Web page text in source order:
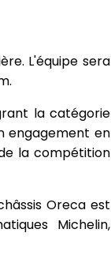
L'équipe sera
la catégorie
engagement en
la compétition
Oreca est
Michelin,